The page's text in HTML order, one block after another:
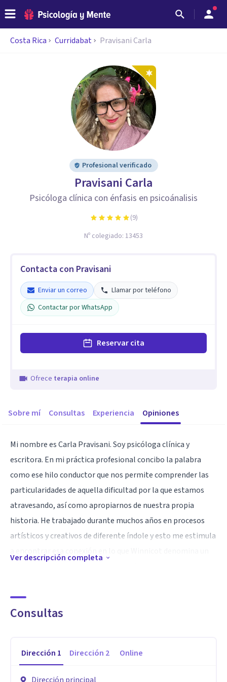
Costa Rica Curridabat Pravisani Carla
Profesional verificado
Pravisani Carla
Psicóloga clínica con énfasis en psicoánalisis
(9)
Nº colegiado: 13453
Contacta con Pravisani
Enviar un correo
Llamar por teléfono
Contactar por WhatsApp
Reservar cita
Ofrece terapia online
Sobre mí Consultas Experiencia Opiniones
Mi nombre es Carla Pravisani. Soy psicóloga clínica y
escritora. En mi práctica profesional concibo la palabra
como ese hilo conductor que nos permite comprender las
particularidades de aquella dificultad por la que estamos
atravesando, así como apropiarnos de nuestra propia
historia. He trabajado durante muchos años en procesos
artísticos y creativos de diferente índole y esto me estimula
Creo firmemente en nuestra capacidad para reelaborar los
retos que la vida nos presenta y te propongo encontrar tu
de acompañar tu proceso. ¡Gracias por la confianza!
Ver descripción completa
Consultas
Dirección 1 Dirección 2 Online